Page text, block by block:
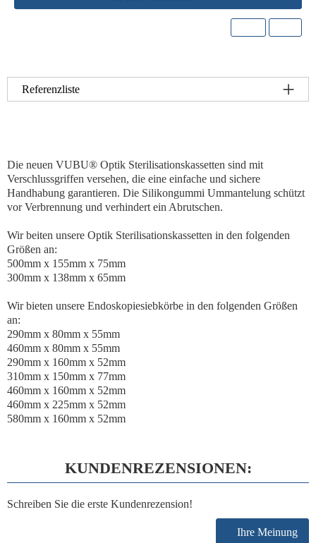
Referenzliste
Die neuen VUBU® Optik Sterilisationskassetten sind mit
Verschlussgriffen versehen, die eine einfache und sichere
Handhabung garantieren. Die Silikongummi Ummantelung schützt
vor Verbrennung und verhindert ein Abrutschen.
Wir beiten unsere Optik Sterilisationskassetten in den folgenden
Größen an:
500mm x 155mm x 75mm
300mm x 138mm x 65mm
Wir bieten unsere Endoskopiesiebkörbe in den folgenden Größen
an:
290mm x 80mm x 55mm
460mm x 80mm x 55mm
290mm x 160mm x 52mm
310mm x 150mm x 77mm
460mm x 160mm x 52mm
460mm x 225mm x 52mm
580mm x 160mm x 52mm
KUNDENREZENSIONEN:
Schreiben Sie die erste Kundenrezension!
Ihre Meinung